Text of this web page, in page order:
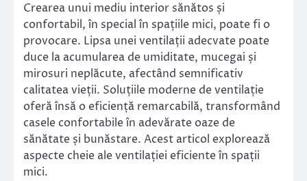
Crearea unui mediu interior sănătos și
confortabil, în special în spațiile mici, poate fi o
provocare. Lipsa unei ventilații adecvate poate
duce la acumularea de umiditate, mucegai și
mirosuri neplăcute, afectând semnificativ
calitatea vieții. Soluțiile moderne de ventilație
oferă însă o eficiență remarcabilă, transformând
casele confortabile în adevărate oaze de
sănătate și bunăstare. Acest articol explorează
aspecte cheie ale ventilației eficiente în spații
mici.